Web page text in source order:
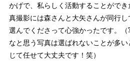
かげで、私らしく活動することがで
真撮影には森さんと大矢さんが同行
選んでくださって心強かったです。
なと思う写真は選ばれないことが多
じて任せて大丈夫です！笑）